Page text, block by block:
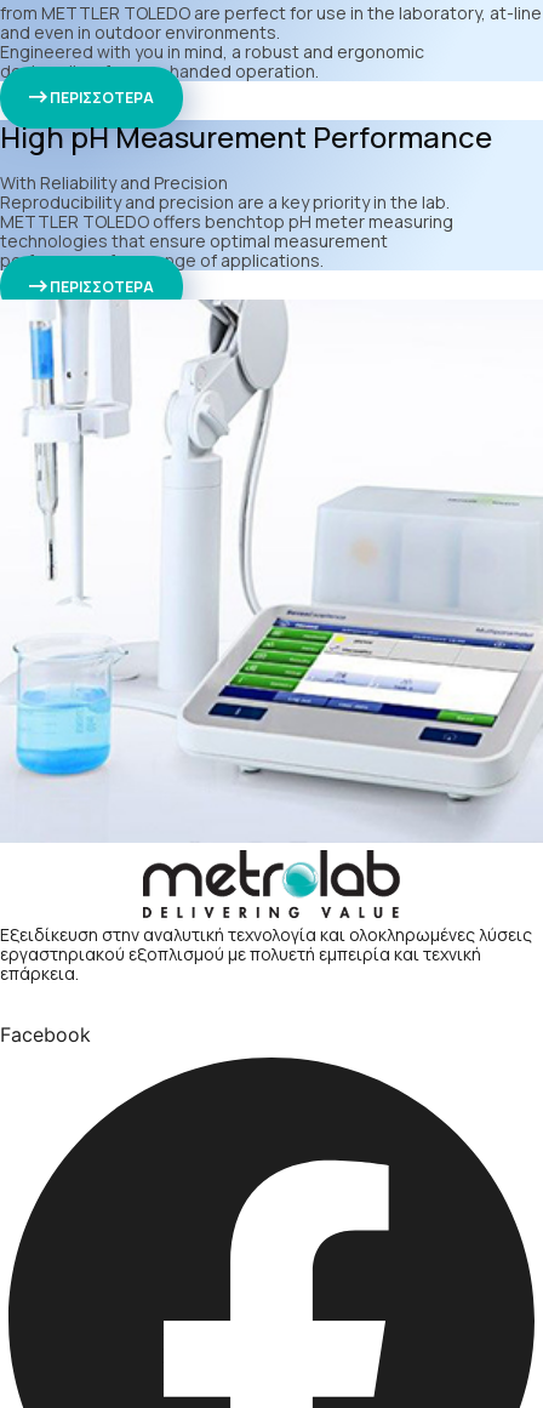
from METTLER TOLEDO are perfect for use in the laboratory, at-line
and even in outdoor environments.
Engineered with you in mind, a robust and ergonomic
design allow for one-handed operation.
ΠΕΡΙΣΣΟΤΕΡΑ
High pH Measurement Performance
With Reliability and Precision
Reproducibility and precision are a key priority in the lab.
METTLER TOLEDO offers benchtop pH meter measuring
technologies that ensure optimal measurement
performance for a range of applications.
ΠΕΡΙΣΣΟΤΕΡΑ
Εξειδίκευση στην αναλυτική τεχνολογία και ολοκληρωμένες λύσεις
εργαστηριακού εξοπλισμού με πολυετή εμπειρία και τεχνική
επάρκεια.
Facebook